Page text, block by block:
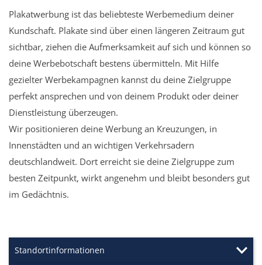
Plakatwerbung ist das beliebteste Werbemedium deiner
Kundschaft. Plakate sind über einen längeren Zeitraum gut
sichtbar, ziehen die Aufmerksamkeit auf sich und können so
deine Werbebotschaft bestens übermitteln. Mit Hilfe
gezielter Werbekampagnen kannst du deine Zielgruppe
perfekt ansprechen und von deinem Produkt oder deiner
Dienstleistung überzeugen.
Wir positionieren deine Werbung an Kreuzungen, in
Innenstädten und an wichtigen Verkehrsadern
deutschlandweit. Dort erreicht sie deine Zielgruppe zum
besten Zeitpunkt, wirkt angenehm und bleibt besonders gut
im Gedächtnis.
Standortinformationen